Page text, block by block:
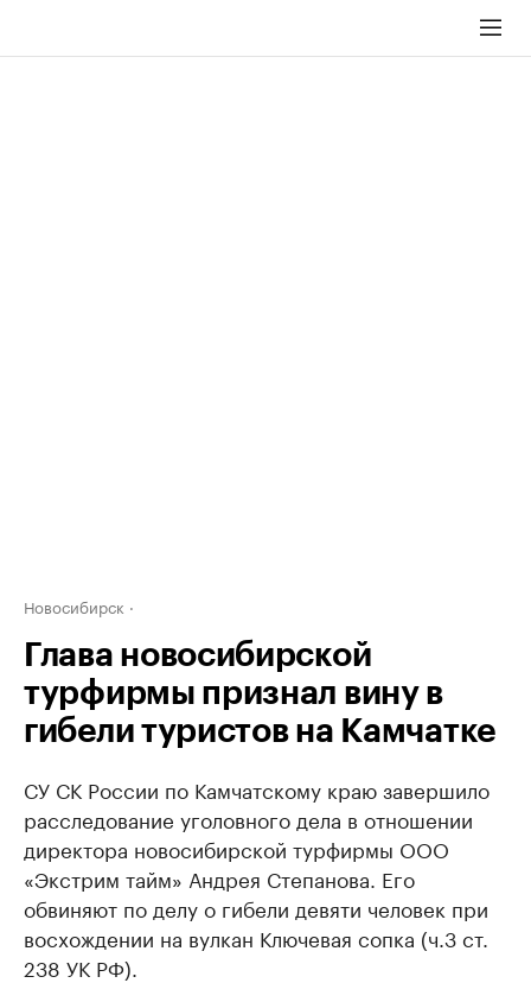
Новосибирск
Глава новосибирской
турфирмы признал вину в
гибели туристов на Камчатке
СУ СК России по Камчатскому краю завершило
расследование уголовного дела в отношении
директора новосибирской турфирмы ООО
«Экстрим тайм» Андрея Степанова. Его
обвиняют по делу о гибели девяти человек при
восхождении на вулкан Ключевая сопка (ч.3 ст.
238 УК РФ).